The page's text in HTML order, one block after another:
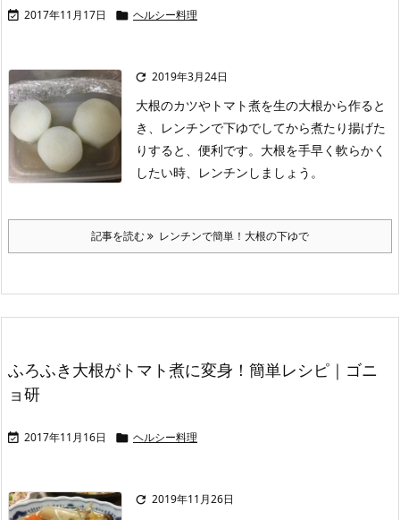
 2017年11月17日  ヘルシー料理
 2019年3月24日
大根のカツやトマト煮を生の大根から作ると
き、レンチンで下ゆでしてから煮たり揚げた
りすると、便利です。大根を手早く軟らかく
したい時、レンチンしましょう。
記事を読む レンチンで簡単！大根の下ゆで
ふろふき大根がトマト煮に変身！簡単レシピ｜ゴニ
ョ研
 2017年11月16日  ヘルシー料理
 2019年11月26日